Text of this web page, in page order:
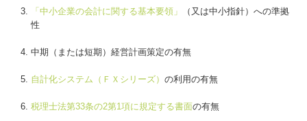
経営者お役立ち情報
補助金・助成金・融資情報
円滑な事業承継を支援
社会福祉法人の新制度対応
「中小企業の会計に関する基本要領」
（又は中小指針）への準拠
性
中期（または短期）経営計画策定の有無
自計化システム（ＦＸシリーズ） の利用の有無
税理士法第33条の2第1項に規定する書面の有無